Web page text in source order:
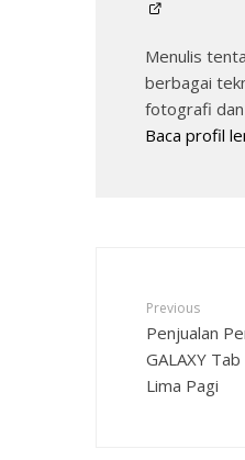
Menulis
berbagai
fotografi
Baca profil
Previous
Penjualan
GALAXY
Lima Pagi